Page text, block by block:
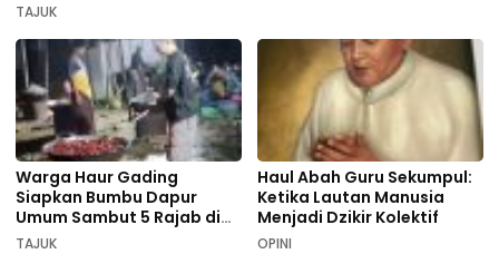
TAJUK
Warga Haur Gading
Siapkan Bumbu Dapur
Umum Sambut 5 Rajab di
Sekumpul
TAJUK
Haul Abah Guru Sekumpul:
Ketika Lautan Manusia
Menjadi Dzikir Kolektif
OPINI